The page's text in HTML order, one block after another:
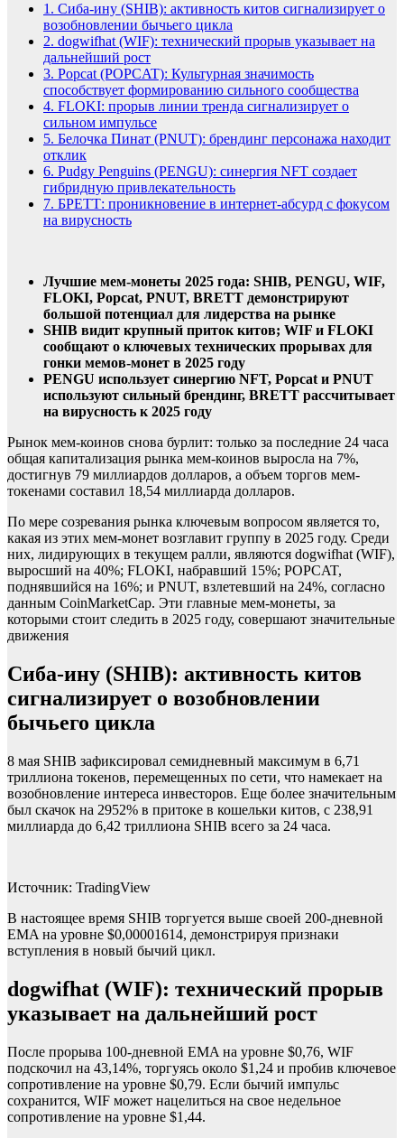
1. Сиба-ину (SHIB): активность китов сигнализирует о
возобновлении бычьего цикла
2. dogwifhat (WIF): технический прорыв указывает на
дальнейший рост
3. Popcat (POPCAT): Культурная значимость
способствует формированию сильного сообщества
4. FLOKI: прорыв линии тренда сигнализирует о
сильном импульсе
5. Белочка Пинат (PNUT): брендинг персонажа находит
отклик
6. Pudgy Penguins (PENGU): синергия NFT создает
гибридную привлекательность
7. БРЕТТ: проникновение в интернет-абсурд с фокусом
на вирусность
Лучшие мем-монеты 2025 года: SHIB, PENGU, WIF,
FLOKI, Popcat, PNUT, BRETT демонстрируют
большой потенциал для лидерства на рынке
SHIB видит крупный приток китов; WIF и FLOKI
сообщают о ключевых технических прорывах для
гонки мемов-монет в 2025 году
PENGU использует синергию NFT, Popcat и PNUT
используют сильный брендинг, BRETT рассчитывает
на вирусность к 2025 году
Рынок мем-коинов снова бурлит: только за последние 24 часа
общая капитализация рынка мем-коинов выросла на 7%,
достигнув 79 миллиардов долларов, а объем торгов мем-
токенами составил 18,54 миллиарда долларов.
По мере созревания рынка ключевым вопросом является то,
какая из этих мем-монет возглавит группу в 2025 году. Среди
них, лидирующих в текущем ралли, являются dogwifhat (WIF),
выросший на 40%; FLOKI, набравший 15%; POPCAT,
поднявшийся на 16%; и PNUT, взлетевший на 24%, согласно
данным CoinMarketCap. Эти главные мем-монеты, за
которыми стоит следить в 2025 году, совершают значительные
движения
Сиба-ину (SHIB): активность китов
сигнализирует о возобновлении
бычьего цикла
8 мая SHIB зафиксировал семидневный максимум в 6,71
триллиона токенов, перемещенных по сети, что намекает на
возобновление интереса инвесторов. Еще более значительным
был скачок на 2952% в притоке в кошельки китов, с 238,91
миллиарда до 6,42 триллиона SHIB всего за 24 часа.
Источник: TradingView
В настоящее время SHIB торгуется выше своей 200-дневной
EMA на уровне $0,00001614, демонстрируя признаки
вступления в новый бычий цикл.
dogwifhat (WIF): технический прорыв
указывает на дальнейший рост
После прорыва 100-дневной EMA на уровне $0,76, WIF
подскочил на 43,14%, торгуясь около $1,24 и пробив ключевое
сопротивление на уровне $0,79. Если бычий импульс
сохранится, WIF может нацелиться на свое недельное
сопротивление на уровне $1,44.